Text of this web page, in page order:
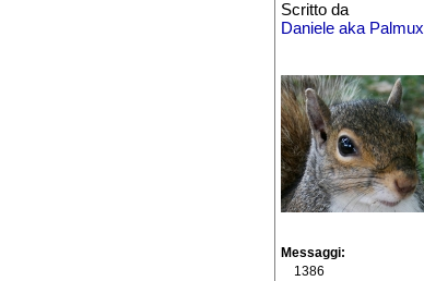
Scritto da
Daniele aka Palmux
Messaggi
1386